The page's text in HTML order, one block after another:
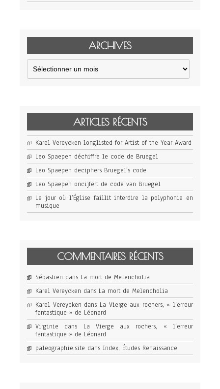
ARCHIVES
Archives
ARTICLES RÉCENTS
Karel Vereycken longlisted for Artist of the Year Award
Leo Spaepen déchiffre le code de Bruegel
Leo Spaepen deciphers Bruegel’s code
Leo Spaepen oncijfert de code van Bruegel
Le jour où l’Église faillit interdire la polyphonie en
musique
COMMENTAIRES RÉCENTS
Sébastien dans La mort de Melencholia
Karel Vereycken dans La mort de Melencholia
Karel Vereycken dans La Vierge aux rochers, « l’erreur
fantastique » de Léonard
Virginie dans La Vierge aux rochers, « l’erreur
fantastique » de Léonard
paleographie.site dans Index, Études Renaissance